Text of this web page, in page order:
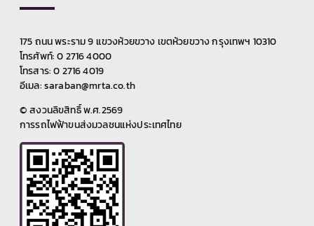
175 ถนน พระราม 9 แขวงห้วยขวาง เขตห้วยขวาง กรุงเทพฯ 10310
โทรศัพท์: 0 2716 4000
โทรสาร: 0 2716 4019
อีเมล: saraban@mrta.co.th
© สงวนลิขสิทธิ์ พ.ศ.2569
การรถไฟฟ้าขนส่งมวลชนแห่งประเทศไทย